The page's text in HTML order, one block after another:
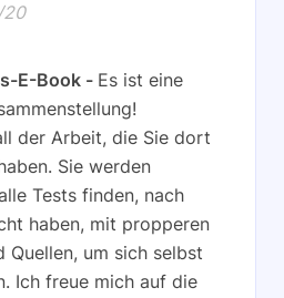
E-Book
Es ist eine
der Arbeit, die Sie dort
Sie werden
Tests finden, nach
haben, mit propperen
Quellen, um sich selbst
Ich freue mich auf die